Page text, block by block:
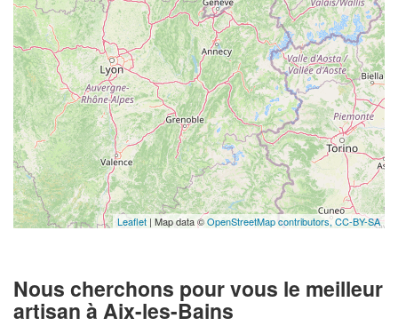
Leaflet | Map data ©OpenStreetMap contributors,CC-BY-SA
Nous cherchons pour vous le meilleur
artisan à Aix-les-Bains